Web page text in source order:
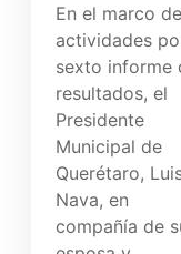
En el marco
actividades
sexto informe
resultados, el
Presidente
Municipal de
Querétaro,
Nava, en
compañía de